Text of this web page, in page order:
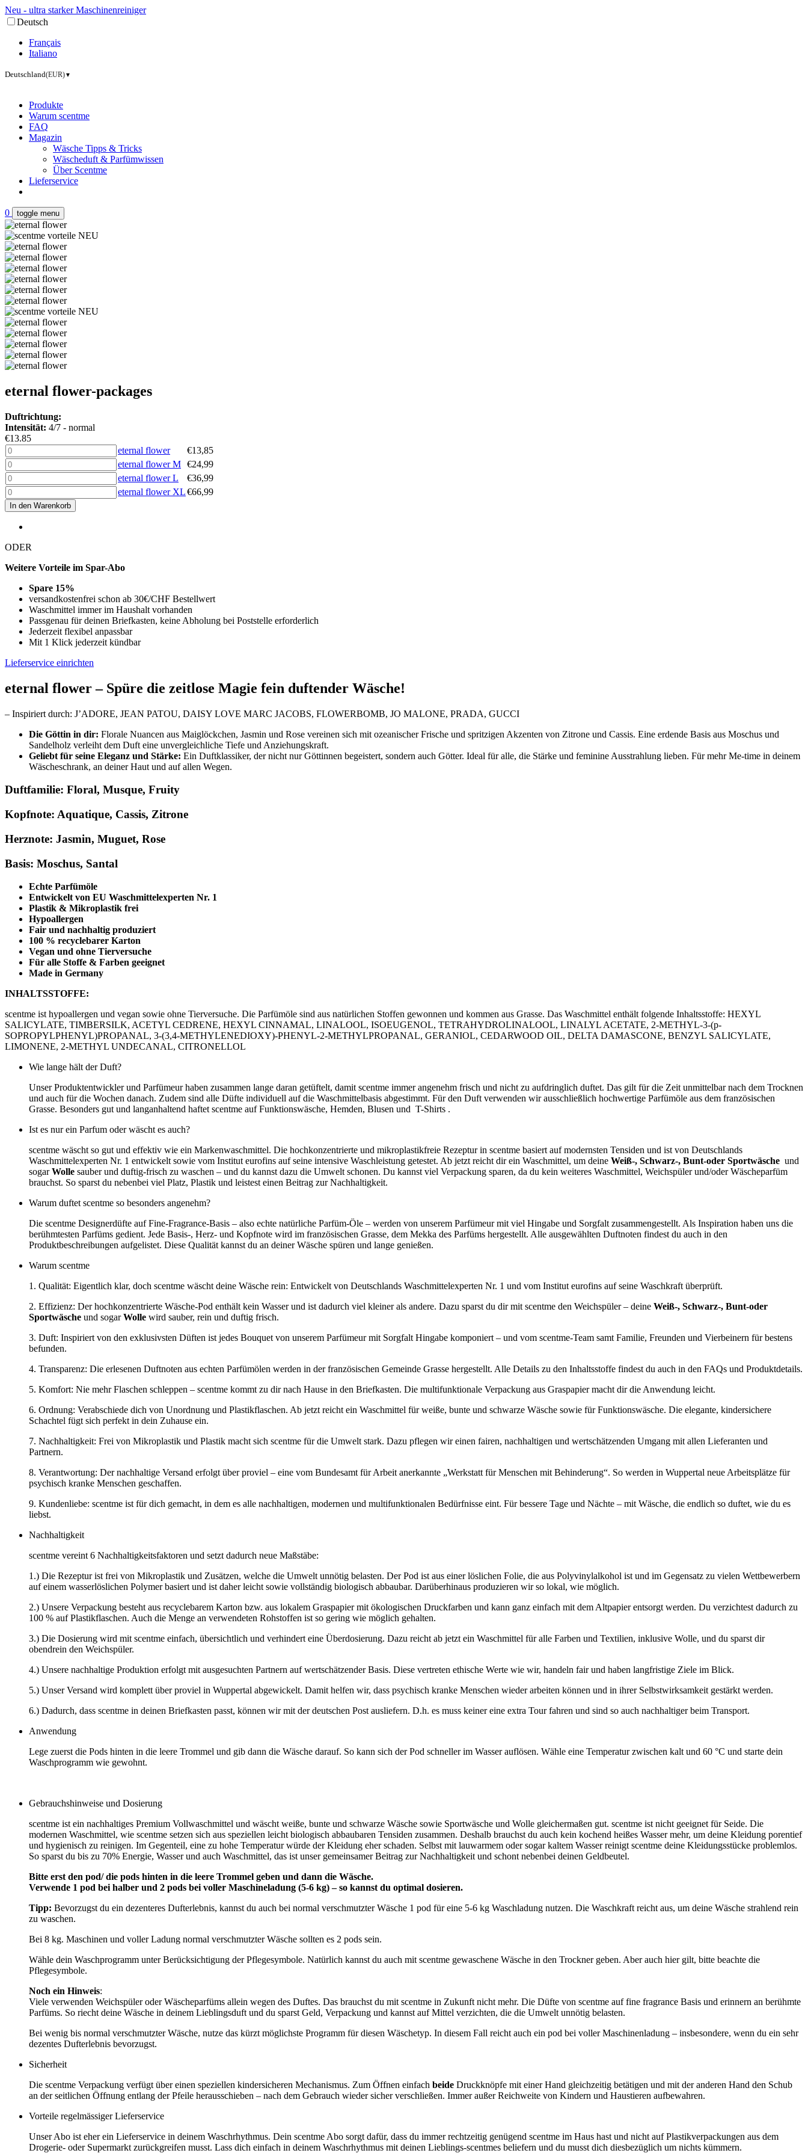
Neu - ultra starker Maschinenreiniger
Deutsch
Français
Italiano
Deutschland(EUR)▼
Produkte
Warum scentme
FAQ
Magazin
Wäsche Tipps & Tricks
Wäscheduft & Parfümwissen
Über Scentme
Lieferservice
0 toggle menu
eternal flower-packages
Duftrichtung:
Intensität: 4/7 - normal
€13.85
eternal flower
€13,85
eternal flower M €24,99
eternal flower L
€36,99
eternal flower XL€66,99
In den Warenkorb
ODER
Weitere Vorteile im Spar-Abo
Spare 15%
versandkostenfrei schon ab 30€/CHF Bestellwert
Waschmittel immer im Haushalt vorhanden
Passgenau für deinen Briefkasten, keine Abholung bei Poststelle erforderlich
Jederzeit flexibel anpassbar
Mit 1 Klick jederzeit kündbar
Lieferservice einrichten
eternal flower – Spüre die zeitlose Magie fein duftender Wäsche!
– Inspiriert durch: J’ADORE, JEAN PATOU, DAISY LOVE MARC JACOBS, FLOWERBOMB, JO MALONE, PRADA, GUCCI
Die Göttin in dir: Florale Nuancen aus Maiglöckchen, Jasmin und Rose vereinen sich mit ozeanischer Frische und spritzigen Akzenten von Zitrone und Cassis. Eine erdende Basis aus Moschus und
Sandelholz verleiht dem Duft eine unvergleichliche Tiefe und Anziehungskraft.
Geliebt für seine Eleganz und Stärke: Ein Duftklassiker, der nicht nur Göttinnen begeistert, sondern auch Götter. Ideal für alle, die Stärke und feminine Ausstrahlung lieben. Für mehr Me-time in deinem
Wäscheschrank, an deiner Haut und auf allen Wegen.
Duftfamilie: Floral, Musque, Fruity
Kopfnote: Aquatique, Cassis, Zitrone
Herznote: Jasmin, Muguet, Rose
Basis: Moschus, Santal
Echte Parfümöle
Entwickelt von EU Waschmittelexperten Nr. 1
Plastik & Mikroplastik frei
Hypoallergen
Fair und nachhaltig produziert
100 % recyclebarer Karton
Vegan und ohne Tierversuche
Für alle Stoffe & Farben geeignet
Made in Germany
INHALTSSTOFFE:
scentme ist hypoallergen und vegan sowie ohne Tierversuche. Die Parfümöle sind aus natürlichen Stoffen gewonnen und kommen aus Grasse. Das Waschmittel enthält folgende Inhaltsstoffe: HEXYL
SALICYLATE, TIMBERSILK, ACETYL CEDRENE, HEXYL CINNAMAL, LINALOOL, ISOEUGENOL, TETRAHYDROLINALOOL, LINALYL ACETATE, 2-METHYL-3-(p-
SOPROPYLPHENYL)PROPANAL, 3-(3,4-METHYLENEDIOXY)-PHENYL-2-METHYLPROPANAL, GERANIOL, CEDARWOOD OIL, DELTA DAMASCONE, BENZYL SALICYLATE,
LIMONENE, 2-METHYL UNDECANAL, CITRONELLOL
Wie lange hält der Duft?
Unser Produktentwickler und Parfümeur haben zusammen lange daran getüftelt, damit scentme immer angenehm frisch und nicht zu aufdringlich duftet. Das gilt für die Zeit unmittelbar nach dem Trocknen
und auch für die Wochen danach. Zudem sind alle Düfte individuell auf die Waschmittelbasis abgestimmt. Für den Duft verwenden wir ausschließlich hochwertige Parfümöle aus dem französischen
Grasse. Besonders gut und langanhaltend haftet scentme auf Funktionswäsche, Hemden, Blusen und T-Shirts .
Ist es nur ein Parfum oder wäscht es auch?
scentme wäscht so gut und effektiv wie ein Markenwaschmittel. Die hochkonzentrierte und mikroplastikfreie Rezeptur in scentme basiert auf modernsten Tensiden und ist von Deutschlands
Waschmittelexperten Nr. 1 entwickelt sowie vom Institut eurofins auf seine intensive Waschleistung getestet. Ab jetzt reicht dir ein Waschmittel, um deine Weiß-, Schwarz-, Bunt-oder Sportwäsche und
sogarWolle sauber und duftig-frisch zu waschen – und du kannst dazu die Umwelt schonen. Du kannst viel Verpackung sparen, da du kein weiteres Waschmittel, Weichspüler und/oder Wäscheparfüm
brauchst. So sparst du nebenbei viel Platz, Plastik und leistest einen Beitrag zur Nachhaltigkeit.
Warum duftet scentme so besonders angenehm?
Die scentme Designerdüfte auf Fine-Fragrance-Basis – also echte natürliche Parfüm-Öle – werden von unserem Parfümeur mit viel Hingabe und Sorgfalt zusammengestellt. Als Inspiration haben uns die
berühmtesten Parfüms gedient. Jede Basis-, Herz- und Kopfnote wird im französischen Grasse, dem Mekka des Parfüms hergestellt. Alle ausgewählten Duftnoten findest du auch in den
Produktbeschreibungen aufgelistet. Diese Qualität kannst du an deiner Wäsche spüren und lange genießen.
Warum scentme
1. Qualität: Eigentlich klar, doch scentme wäscht deine Wäsche rein: Entwickelt von Deutschlands Waschmittelexperten Nr. 1 und vom Institut eurofins auf seine Waschkraft überprüft.
2. Effizienz: Der hochkonzentrierte Wäsche-Pod enthält kein Wasser und ist dadurch viel kleiner als andere. Dazu sparst du dir mit scentme den Weichspüler – deine Weiß-, Schwarz-, Bunt-oder
Sportwäsche und sogarWolle wird sauber, rein und duftig frisch.
3. Duft: Inspiriert von den exklusivsten Düften ist jedes Bouquet von unserem Parfümeur mit Sorgfalt Hingabe komponiert – und vom scentme-Team samt Familie, Freunden und Vierbeinern für bestens
befunden.
4. Transparenz: Die erlesenen Duftnoten aus echten Parfümölen werden in der französischen Gemeinde Grasse hergestellt. Alle Details zu den Inhaltsstoffe findest du auch in den FAQs und Produktdetails.
5. Komfort: Nie mehr Flaschen schleppen – scentme kommt zu dir nach Hause in den Briefkasten. Die multifunktionale Verpackung aus Graspapier macht dir die Anwendung leicht.
6. Ordnung: Verabschiede dich von Unordnung und Plastikflaschen. Ab jetzt reicht ein Waschmittel für weiße, bunte und schwarze Wäsche sowie für Funktionswäsche. Die elegante, kindersichere
Schachtel fügt sich perfekt in dein Zuhause ein.
7. Nachhaltigkeit: Frei von Mikroplastik und Plastik macht sich scentme für die Umwelt stark. Dazu pflegen wir einen fairen, nachhaltigen und wertschätzenden Umgang mit allen Lieferanten und
Partnern.
8. Verantwortung: Der nachhaltige Versand erfolgt über proviel – eine vom Bundesamt für Arbeit anerkannte „Werkstatt für Menschen mit Behinderung“. So werden in Wuppertal neue Arbeitsplätze für
psychisch kranke Menschen geschaffen.
9. Kundenliebe: scentme ist für dich gemacht, in dem es alle nachhaltigen, modernen und multifunktionalen Bedürfnisse eint. Für bessere Tage und Nächte – mit Wäsche, die endlich so duftet, wie du es
liebst.
Nachhaltigkeit
scentme vereint 6 Nachhaltigkeitsfaktoren und setzt dadurch neue Maßstäbe:
1.) Die Rezeptur ist frei von Mikroplastik und Zusätzen, welche die Umwelt unnötig belasten. Der Pod ist aus einer löslichen Folie, die aus Polyvinylalkohol ist und im Gegensatz zu vielen Wettbewerbern
auf einem wasserlöslichen Polymer basiert und ist daher leicht sowie vollständig biologisch abbaubar. Darüberhinaus produzieren wir so lokal, wie möglich.
2.) Unsere Verpackung besteht aus recyclebarem Karton bzw. aus lokalem Graspapier mit ökologischen Druckfarben und kann ganz einfach mit dem Altpapier entsorgt werden. Du verzichtest dadurch zu
100 % auf Plastikflaschen. Auch die Menge an verwendeten Rohstoffen ist so gering wie möglich gehalten.
3.) Die Dosierung wird mit scentme einfach, übersichtlich und verhindert eine Überdosierung. Dazu reicht ab jetzt ein Waschmittel für alle Farben und Textilien, inklusive Wolle, und du sparst dir
obendrein den Weichspüler.
4.) Unsere nachhaltige Produktion erfolgt mit ausgesuchten Partnern auf wertschätzender Basis. Diese vertreten ethische Werte wie wir, handeln fair und haben langfristige Ziele im Blick.
5.) Unser Versand wird komplett über proviel in Wuppertal abgewickelt. Damit helfen wir, dass psychisch kranke Menschen wieder arbeiten können und in ihrer Selbstwirksamkeit gestärkt werden.
6.) Dadurch, dass scentme in deinen Briefkasten passt, können wir mit der deutschen Post ausliefern. D.h. es muss keiner eine extra Tour fahren und sind so auch nachhaltiger beim Transport.
Anwendung
Lege zuerst die Pods hinten in die leere Trommel und gib dann die Wäsche darauf. So kann sich der Pod schneller im Wasser auflösen. Wähle eine Temperatur zwischen kalt und 60 °C und starte dein
Waschprogramm wie gewohnt.
Gebrauchshinweise und Dosierung
scentme ist ein nachhaltiges Premium Vollwaschmittel und wäscht weiße, bunte und schwarze Wäsche sowie Sportwäsche und Wolle gleichermaßen gut. scentme ist nicht geeignet für Seide. Die
modernen Waschmittel, wie scentme setzen sich aus speziellen leicht biologisch abbaubaren Tensiden zusammen. Deshalb brauchst du auch kein kochend heißes Wasser mehr, um deine Kleidung porentief
und hygienisch zu reinigen. Im Gegenteil, eine zu hohe Temperatur würde der Kleidung eher schaden. Selbst mit lauwarmem oder sogar kaltem Wasser reinigt scentme deine Kleidungsstücke problemlos.
So sparst du bis zu 70% Energie, Wasser und auch Waschmittel, das ist unser gemeinsamer Beitrag zur Nachhaltigkeit und schont nebenbei deinen Geldbeutel.
Bitte erst den pod/ die pods hinten in die leere Trommel geben und dann die Wäsche.
Verwende 1 pod bei halber und 2 pods bei voller Maschineladung (5-6 kg) – so kannst du optimal dosieren.
Tipp: Bevorzugst du ein dezenteres Dufterlebnis, kannst du auch bei normal verschmutzter Wäsche 1 pod für eine 5-6 kg Waschladung nutzen. Die Waschkraft reicht aus, um deine Wäsche strahlend rein
zu waschen.
Bei 8 kg. Maschinen und voller Ladung normal verschmutzter Wäsche sollten es 2 pods sein.
Wähle dein Waschprogramm unter Berücksichtigung der Pflegesymbole. Natürlich kannst du auch mit scentme gewaschene Wäsche in den Trockner geben. Aber auch hier gilt, bitte beachte die
Pflegesymbole.
Noch ein Hinweis:
Viele verwenden Weichspüler oder Wäscheparfüms allein wegen des Duftes. Das brauchst du mit scentme in Zukunft nicht mehr. Die Düfte von scentme auf fine fragrance Basis und erinnern an berühmte
Parfüms. So riecht deine Wäsche in deinem Lieblingsduft und du sparst Geld, Verpackung und kannst auf Mittel verzichten, die die Umwelt unnötig belasten.
Bei wenig bis normal verschmutzter Wäsche, nutze das kürzt möglichste Programm für diesen Wäschetyp. In diesem Fall reicht auch ein pod bei voller Maschinenladung – insbesondere, wenn du ein sehr
dezentes Dufterlebnis bevorzugst.
Sicherheit
Die scentme Verpackung verfügt über einen speziellen kindersicheren Mechanismus. Zum Öffnen einfach beide Druckknöpfe mit einer Hand gleichzeitig betätigen und mit der anderen Hand den Schub
an der seitlichen Öffnung entlang der Pfeile herausschieben – nach dem Gebrauch wieder sicher verschließen. Immer außer Reichweite von Kindern und Haustieren aufbewahren.
Vorteile regelmässiger Lieferservice
Unser Abo ist eher ein Lieferservice in deinem Waschrhythmus. Dein scentme Abo sorgt dafür, dass du immer rechtzeitig genügend scentme im Haus hast und nicht auf Plastikverpackungen aus dem
Drogerie- oder Supermarkt zurückgreifen musst. Lass dich einfach in deinem Waschrhythmus mit deinen Lieblings-scentmes beliefern und du musst dich diesbezüglich um nichts kümmern.